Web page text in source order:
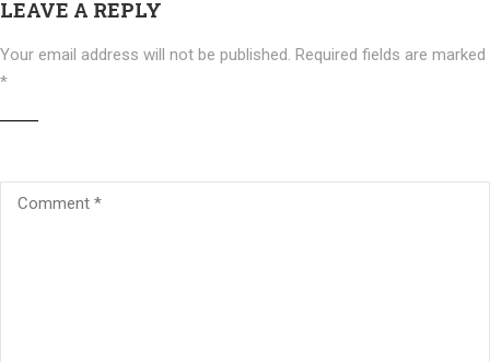
LEAVE A REPLY
Your email address will not be published. Required fields are marked
*